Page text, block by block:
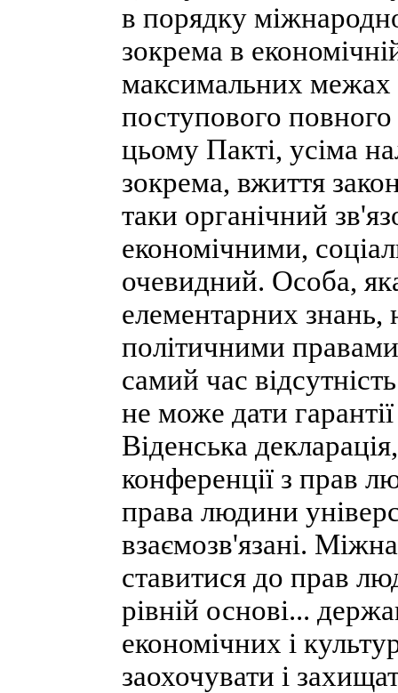
в порядку
зокрема в
максимальних межах
поступового
цьому Пакті, усіма
зокрема, вжиття
таки органічний
економічними,
очевидний. Особа,
елементарних знань,
політичними
самий час
не може дати
Віденська
конференції з прав
права людини
взаємозв'язані.
ставитися до прав
рівній основі...
економічних і
заохочувати і